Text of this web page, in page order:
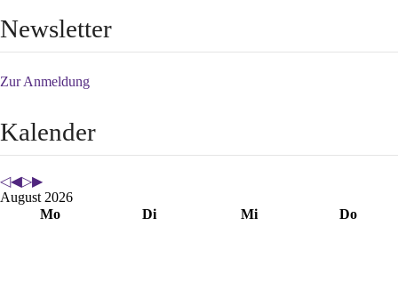
Newsletter
Zur Anmeldung
Kalender
August 2026
Mo
Di Mi Do